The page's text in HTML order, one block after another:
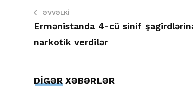
ƏVVƏLKI
Ermənistanda 4-cü sinif
narkotik verdilər
DİGƏR XƏBƏRLƏR